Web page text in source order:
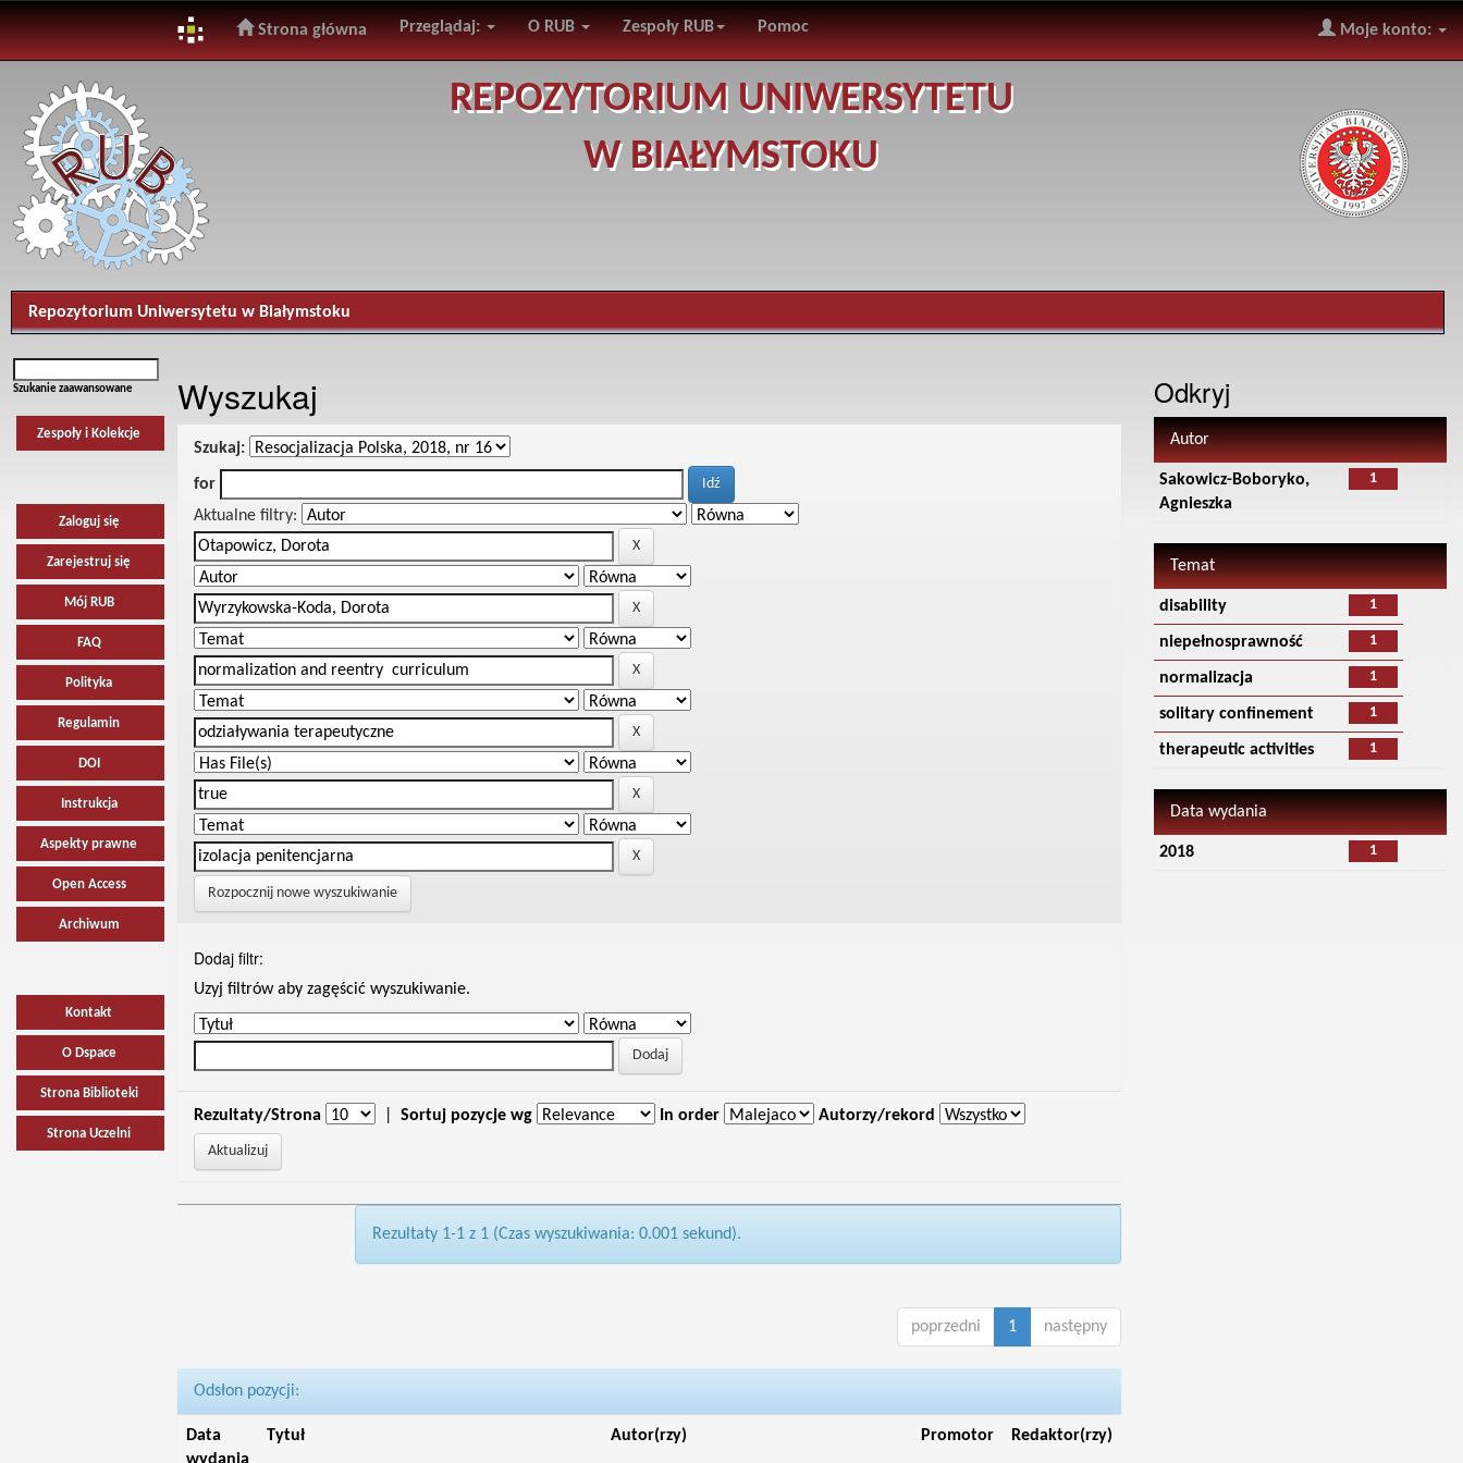
navigation
Strona główna Przeglądaj: O RUB Zespoły RUB Pomoc Moje konto:
REPOZYTORIUM UNIWERSYTETU
W BIAŁYMSTOKU
Repozytorium Uniwersytetu w Białymstoku
Szukanie zaawansowane
Zespoły i Kolekcje
Zaloguj się
Zarejestruj się
Mój RUB
FAQ
Polityka
Regulamin
DOI
Instrukcja
Aspekty prawne
Open Access
Archiwum
Kontakt
O Dspace
Strona Biblioteki
Strona Uczelni
Wyszukaj
Szukaj:
for
Aktualne filtry:
Rozpocznij nowe wyszukiwanie
Dodaj filtr:
Uzyj filtrów aby zagęścić wyszukiwanie.
Rezultaty/Strona Sortuj pozycje wg In order Autorzy/rekord
Rezultaty 1-1 z 1 (Czas wyszukiwania: 0.001 sekund).
poprzedni 1 następny
Odsłon pozycji:
Data
Tytuł Autor(rzy) Promotor Redaktor(rzy)
Odkryj
Autor
1
Sakowicz-Boboryko,
Agnieszka
Temat
1
disability
1
niepełnosprawność
1
normalizacja
1
solitary confinement
1
therapeutic activities
Data wydania
1
2018